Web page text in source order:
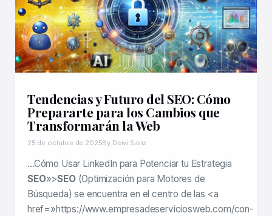
Tendencias y Futuro del SEO: Cómo
Prepararte para los Cambios que
Transformarán la Web
25 de octubre de 2025By Deivi Sanz
…Cómo Usar LinkedIn para Potenciar tu Estrategia
SEO»>SEO(Optimización para Motores de
Búsqueda) se encuentra en el centro de las <a
href=»https://www.empresadeserviciosweb.com/con-